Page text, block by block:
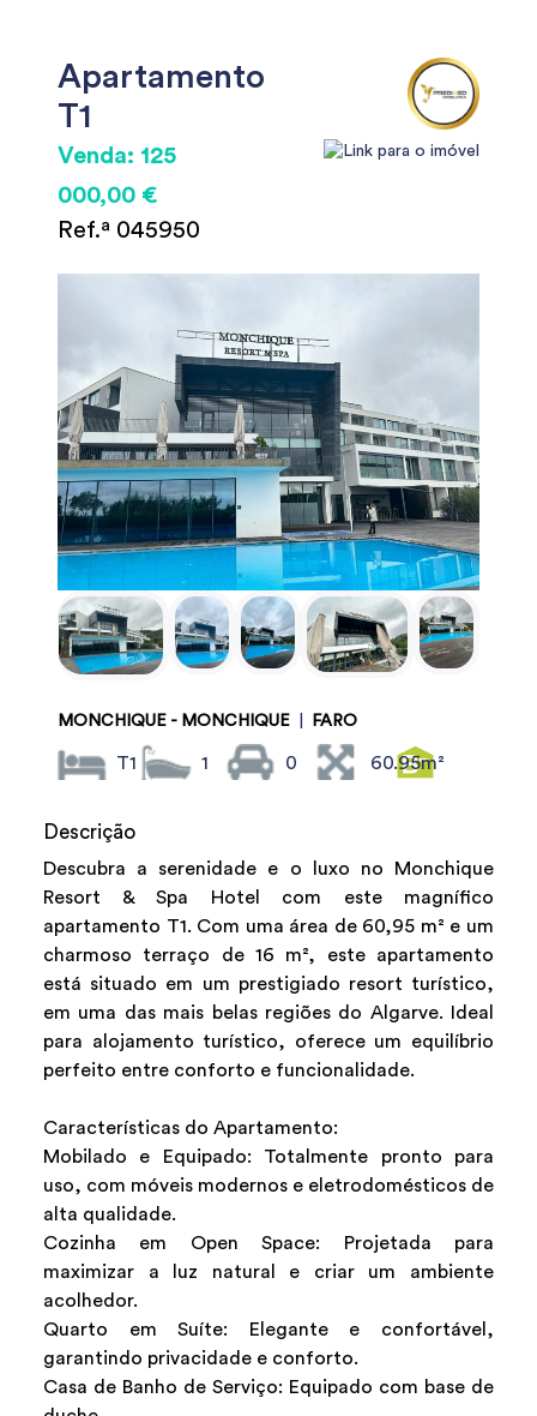
Apartamento
T1
Venda: 125
000,00 €
Ref.ª 045950
MONCHIQUE - MONCHIQUE FARO
T1 1 0 60.95m²
Descrição
Descubra a serenidade e o luxo no Monchique
Resort & Spa Hotel com este magnífico
apartamento T1. Com uma área de 60,95 m² e um
charmoso terraço de 16 m², este apartamento
está situado em um prestigiado resort turístico,
em uma das mais belas regiões do Algarve. Ideal
para alojamento turístico, oferece um equilíbrio
perfeito entre conforto e funcionalidade.
Características do Apartamento:
Mobilado e Equipado: Totalmente pronto para
uso, com móveis modernos e eletrodomésticos de
alta qualidade.
Cozinha em Open Space: Projetada para
maximizar a luz natural e criar um ambiente
acolhedor.
Quarto em Suíte: Elegante e confortável,
garantindo privacidade e conforto.
Casa de Banho de Serviço: Equipado com base de